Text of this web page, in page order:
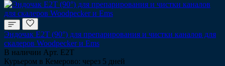
Эндочак Е2T (90°) для препарирования и чистки каналов для
скалеров Woodpecker и Ems
В наличии Арт. Е2Т
Курьером в Кемерово: через 5 дней